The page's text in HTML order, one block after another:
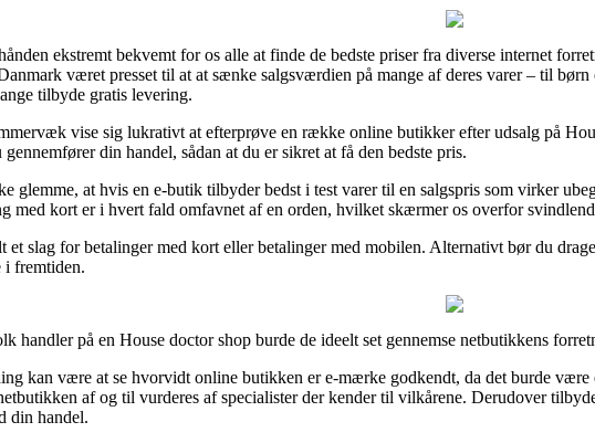
ekstremt bekvemt for os alle at finde de bedste priser fra diverse internet
været presset til at at sænke salgsværdien på mange af deres varer – til
tilbyde gratis levering.
vise sig lukrativt at efterprøve en række online butikker efter udsalg på
din handel, sådan at du er sikret at få den bedste pris.
glemme, at hvis en e-butik tilbyder bedst i test varer til en salgspris som virker
med kort er i hvert fald omfavnet af en orden, hvilket skærmer os overfor
et slag for betalinger med kort eller betalinger med mobilen. Alternativt bør du
i fremtiden.
handler på en House doctor shop burde de ideelt set gennemse netbutikkens
kan være at se hvorvidt online butikken er e-mærke godkendt, da det burde være
af og til vurderes af specialister der kender til vilkårene. Derudover
din handel.